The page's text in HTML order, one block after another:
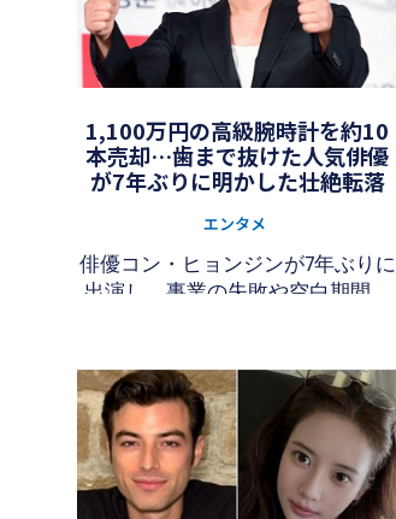
1,100万円の高級腕時計を約10
本売却…歯まで抜けた人気俳優
が7年ぶりに明かした壮絶転落
エンタメ
俳優コン・ヒョンジンが7年ぶりに
出演し、事業の失敗や空白期間の